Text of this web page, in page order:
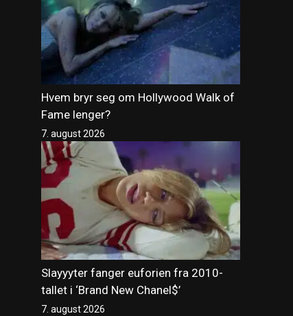
Hvem bryr seg om Hollywood Walk of
Fame lenger?
7. august 2026
Slayyyter fanger euforien fra 2010-
tallet i ‘Brand New Chanel$’
7. august 2026